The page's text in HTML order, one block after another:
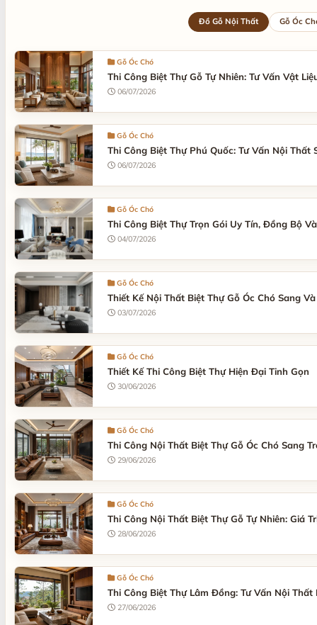
Đồ Gỗ Nội Thất Gỗ Óc
Thi Công Biệt Thự Gỗ Tự Nhiên: Tư Vấn Vật
Gỗ Óc Chó
06/07/2026
Thi Công Biệt Thự Phú Quốc: Tư Vấn Nội Thất
Gỗ Óc Chó
06/07/2026
Thi Công Biệt Thự Trọn Gói Uy Tín, Đồng Bộ
Gỗ Óc Chó
04/07/2026
Thiết Kế Nội Thất Biệt Thự Gỗ Óc Chó Sang
Gỗ Óc Chó
03/07/2026
Thiết Kế Thi Công Biệt Thự Hiện Đại Tinh Gọn
Gỗ Óc Chó
30/06/2026
Thi Công Nội Thất Biệt Thự Gỗ Óc Chó Sang
Gỗ Óc Chó
29/06/2026
Thi Công Nội Thất Biệt Thự Gỗ Tự Nhiên: Giá
Gỗ Óc Chó
28/06/2026
Thi Công Biệt Thự Lâm Đồng: Tư Vấn Nội Thất
Gỗ Óc Chó
27/06/2026